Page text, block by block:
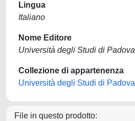
Lingua
Italiano
Nome Editore
Università degli Studi di Padova
Collezione di appartenenza
Università degli Studi di Padova
File in questo prodotto: